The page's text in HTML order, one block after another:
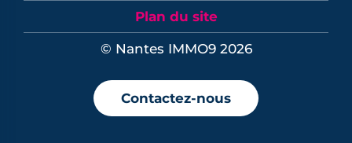
Plan du site
© Nantes IMMO9 2026
Contactez-nous